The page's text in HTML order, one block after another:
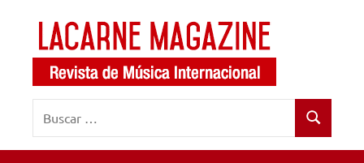
contenido
LaCarne
Magazine
de
música
internacional
Buscar